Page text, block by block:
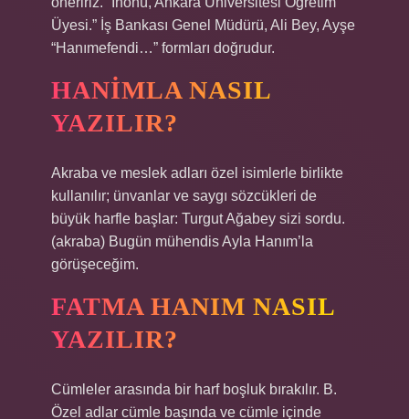
Üyesi.” İş Bankası Genel Müdürü, Ali Bey, Ayşe
“Hanımefendi…” formları doğrudur.
HANIMLA NASIL
YAZILIR?
Akraba ve meslek adları özel isimlerle birlikte
kullanılır; ünvanlar ve saygı sözcükleri de
büyük harfle başlar: Turgut Ağabey sizi sordu.
(akraba) Bugün mühendis Ayla Hanım’la
görüşeceğim.
FATMA HANIM NASIL
YAZILIR?
Cümleler arasında bir harf boşluk bırakılır. B.
Özel adlar cümle başında ve cümle içinde